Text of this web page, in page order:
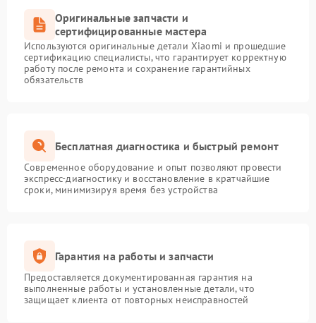
Оригинальные запчасти и
сертифицированные мастера
Используются оригинальные детали Xiaomi и прошедшие
сертификацию специалисты, что гарантирует корректную
работу после ремонта и сохранение гарантийных
обязательств
Бесплатная диагностика и быстрый ремонт
Современное оборудование и опыт позволяют провести
экспресс-диагностику и восстановление в кратчайшие
сроки, минимизируя время без устройства
Гарантия на работы и запчасти
Предоставляется документированная гарантия на
выполненные работы и установленные детали, что
защищает клиента от повторных неисправностей